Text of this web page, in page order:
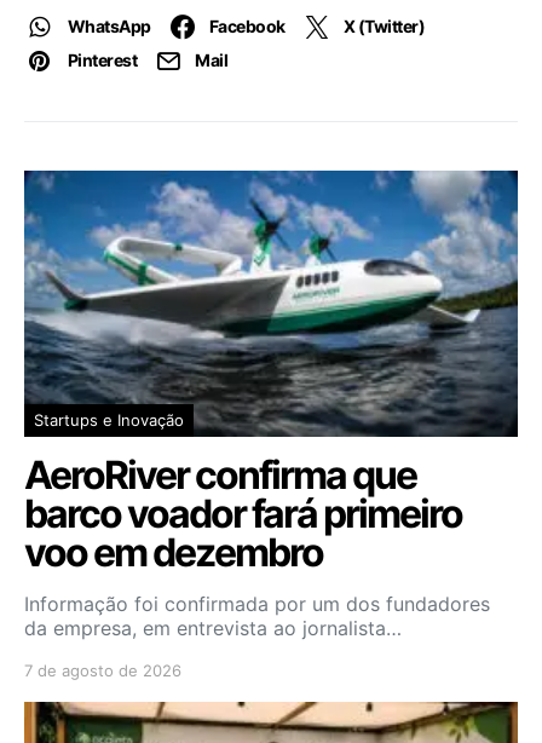
WhatsApp Facebook
X (Twitter)
Pinterest
Mail
Startups e Inovação
AeroRiver confirma que
barco voador fará primeiro
voo em dezembro
Informação foi confirmada por um dos fundadores
da empresa, em entrevista ao jornalista…
7 de agosto de 2026